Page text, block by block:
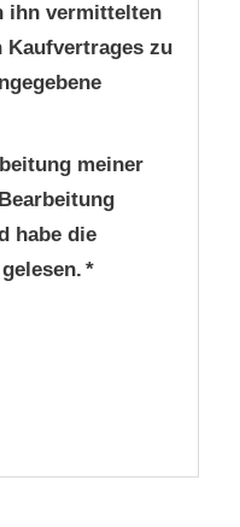
ihn vermittelten
Kaufvertrages zu
meiner
habe die
*